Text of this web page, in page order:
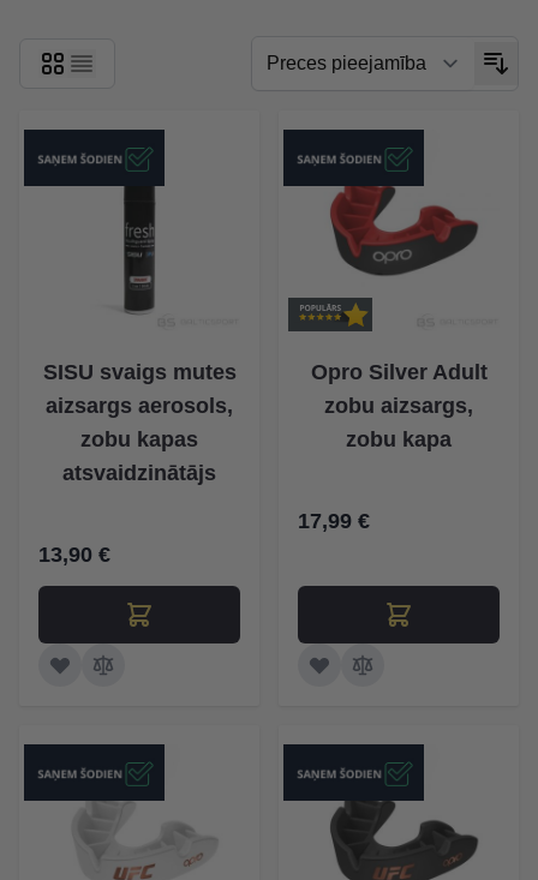
SISU svaigs mutes
aizsargs aerosols,
zobu kapas
atsvaidzinātājs
13,90 €
Opro Silver Adult
zobu aizsargs,
zobu kapa
17,99 €